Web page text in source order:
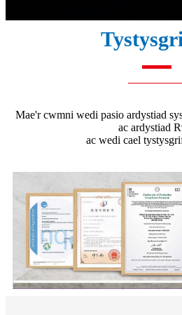
Mae'r cwmni wedi pasio ardystiad
ac ardystiad
ac wedi cael